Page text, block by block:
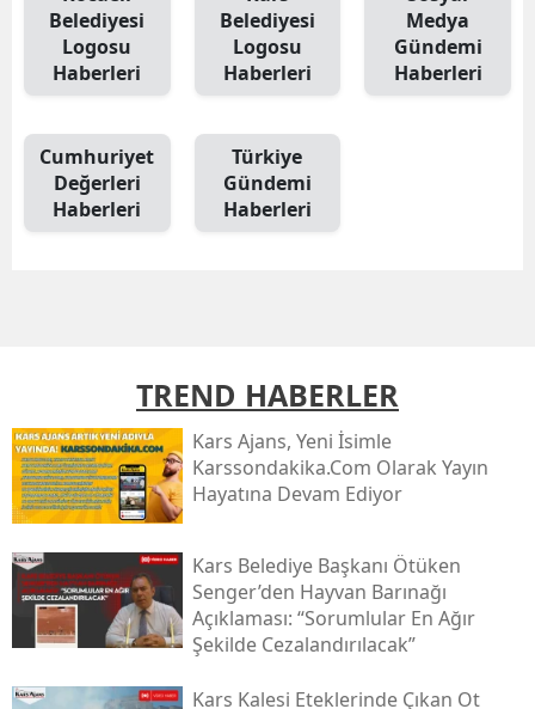
Gümüşhane
Hakkari
Kastamonu
Kayseri
Kırklareli
Kırşehir
Kocaeli
Konya
Kütahya
Belediyesi
Logosu
Haberleri
Belediyesi
Logosu
Haberleri
Medya
Gündemi
Haberleri
Cumhuriyet
Değerleri
Haberleri
Türkiye
Gündemi
Haberleri
TREND HABERLER
Kars Ajans, Yeni İsimle
Karssondakika.com Olarak Yayın
Hayatına Devam Ediyor
Kars Belediye Başkanı Ötüken
Senger’den Hayvan Barınağı
Açıklaması: “sorumlular En Ağır
Şekilde Cezalandırılacak”
Kars Kalesi Eteklerinde Çıkan Ot